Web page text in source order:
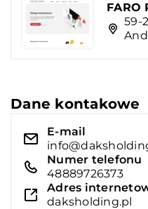
FARO
59-
Dane kontakowe
E-mail
Numer telefonu
48889726373
Adres
daksholding.pl